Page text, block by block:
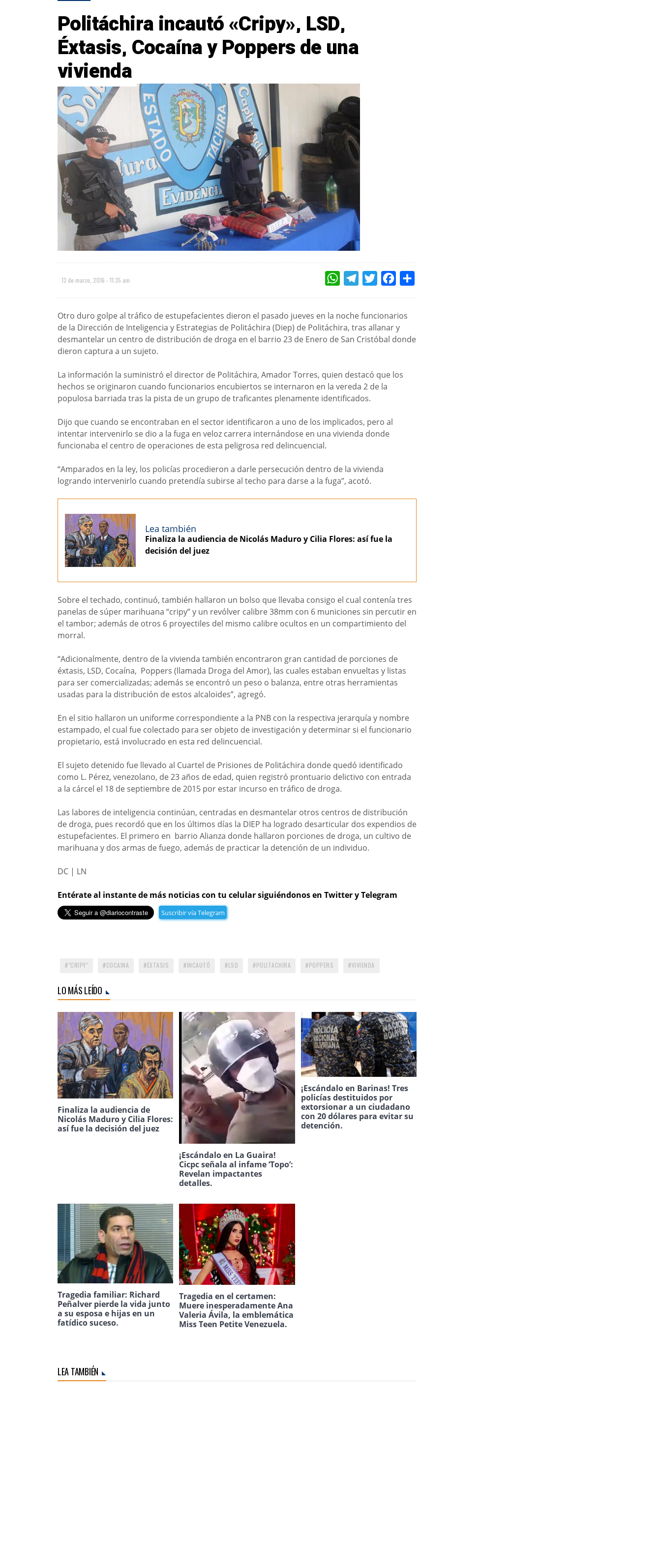
Politáchira incautó «Cripy», LSD,
Éxtasis, Cocaína y Poppers de una
vivienda
13 de marzo, 2016 - 11:35 am WHATSAPPTELEGRAMTWITTERFACEBOOK
Otro duro golpe al tráfico de estupefacientes dieron el pasado jueves en la noche funcionarios
de la Dirección de Inteligencia y Estrategias de Politáchira (Diep) de Politáchira, tras allanar y
desmantelar un centro de distribución de droga en el barrio 23 de Enero de San Cristóbal donde
dieron captura a un sujeto.
La información la suministró el director de Politáchira, Amador Torres, quien destacó que los
hechos se originaron cuando funcionarios encubiertos se internaron en la vereda 2 de la
populosa barriada tras la pista de un grupo de traficantes plenamente identificados.
Dijo que cuando se encontraban en el sector identificaron a uno de los implicados, pero al
intentar intervenirlo se dio a la fuga en veloz carrera internándose en una vivienda donde
funcionaba el centro de operaciones de esta peligrosa red delincuencial.
“Amparados en la ley, los policías procedieron a darle persecución dentro de la vivienda
logrando intervenirlo cuando pretendía subirse al techo para darse a la fuga”, acotó.
Lea también
Finaliza la audiencia de Nicolás Maduro y Cilia Flores: así fue la
decisión del juez
Sobre el techado, continuó, también hallaron un bolso que llevaba consigo el cual contenía tres
panelas de súper marihuana “cripy” y un revólver calibre 38mm con 6 municiones sin percutir en
el tambor; además de otros 6 proyectiles del mismo calibre ocultos en un compartimiento del
morral.
“Adicionalmente, dentro de la vivienda también encontraron gran cantidad de porciones de
éxtasis, LSD, Cocaína, Poppers (llamada Droga del Amor), las cuales estaban envueltas y listas
para ser comercializadas; además se encontró un peso o balanza, entre otras herramientas
usadas para la distribución de estos alcaloides”, agregó.
En el sitio hallaron un uniforme correspondiente a la PNB con la respectiva jerarquía y nombre
estampado, el cual fue colectado para ser objeto de investigación y determinar si el funcionario
propietario, está involucrado en esta red delincuencial.
El sujeto detenido fue llevado al Cuartel de Prisiones de Politáchira donde quedó identificado
como L. Pérez, venezolano, de 23 años de edad, quien registró prontuario delictivo con entrada
a la cárcel el 18 de septiembre de 2015 por estar incurso en tráfico de droga.
Las labores de inteligencia continúan, centradas en desmantelar otros centros de distribución
de droga, pues recordó que en los últimos días la DIEP ha logrado desarticular dos expendios de
estupefacientes. El primero en barrio Alianza donde hallaron porciones de droga, un cultivo de
marihuana y dos armas de fuego, además de practicar la detención de un individuo.
DC | LN
Entérate al instante de más noticias con tu celular siguiéndonos en Twitter y Telegram
Suscribir vía Telegram
"CRIPY" COCAINA ÉXTASIS INCAUTÓ LSD POLITACHIRA POPPERS VIVIENDA
LO MÁS LEÍDO
Finaliza la audiencia de
Nicolás Maduro y Cilia Flores:
así fue la decisión del juez
¡Escándalo en La Guaira!
Cicpc señala al infame ‘Topo’:
Revelan impactantes
detalles.
¡Escándalo en Barinas! Tres
policías destituidos por
extorsionar a un ciudadano
con 20 dólares para evitar su
detención.
Tragedia familiar: Richard
Peñalver pierde la vida junto
a su esposa e hijas en un
fatídico suceso.
Tragedia en el certamen:
Muere inesperadamente Ana
Valeria Ávila, la emblemática
Miss Teen Petite Venezuela.
LEA TAMBIÉN